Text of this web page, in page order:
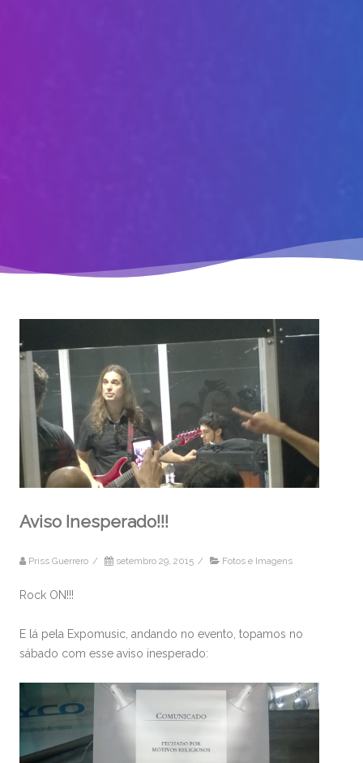
Aviso Inesperado!!!
Priss Guerrero / setembro 29, 2015 / Fotos e Imagens
Rock ON!!!
E lá pela Expomusic, andando no evento, topamos no
sábado com esse aviso inesperado: